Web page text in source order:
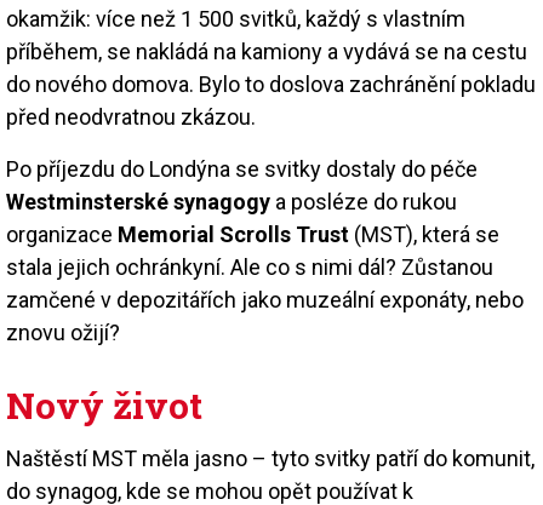
okamžik: více než 1 500 svitků, každý s vlastním
příběhem, se nakládá na kamiony a vydává se na cestu
do nového domova. Bylo to doslova zachránění pokladu
před neodvratnou zkázou.
Po příjezdu do Londýna se svitky dostaly do péče
Westminsterské synagogy a posléze do rukou
organizace Memorial Scrolls Trust (MST), která se
stala jejich ochránkyní. Ale co s nimi dál? Zůstanou
zamčené v depozitářích jako muzeální exponáty, nebo
znovu ožijí?
Nový život
Naštěstí MST měla jasno – tyto svitky patří do komunit,
do synagog, kde se mohou opět používat k